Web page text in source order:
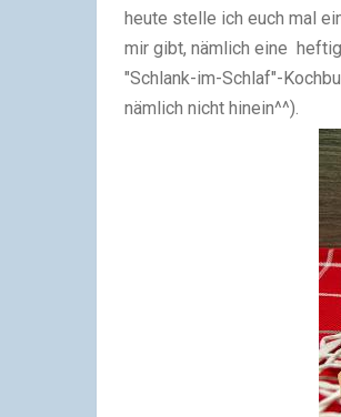
heute stelle ich euch mal
mir gibt, nämlich eine
"Schlank-im-Schlaf"-
nämlich nicht hinein^^).